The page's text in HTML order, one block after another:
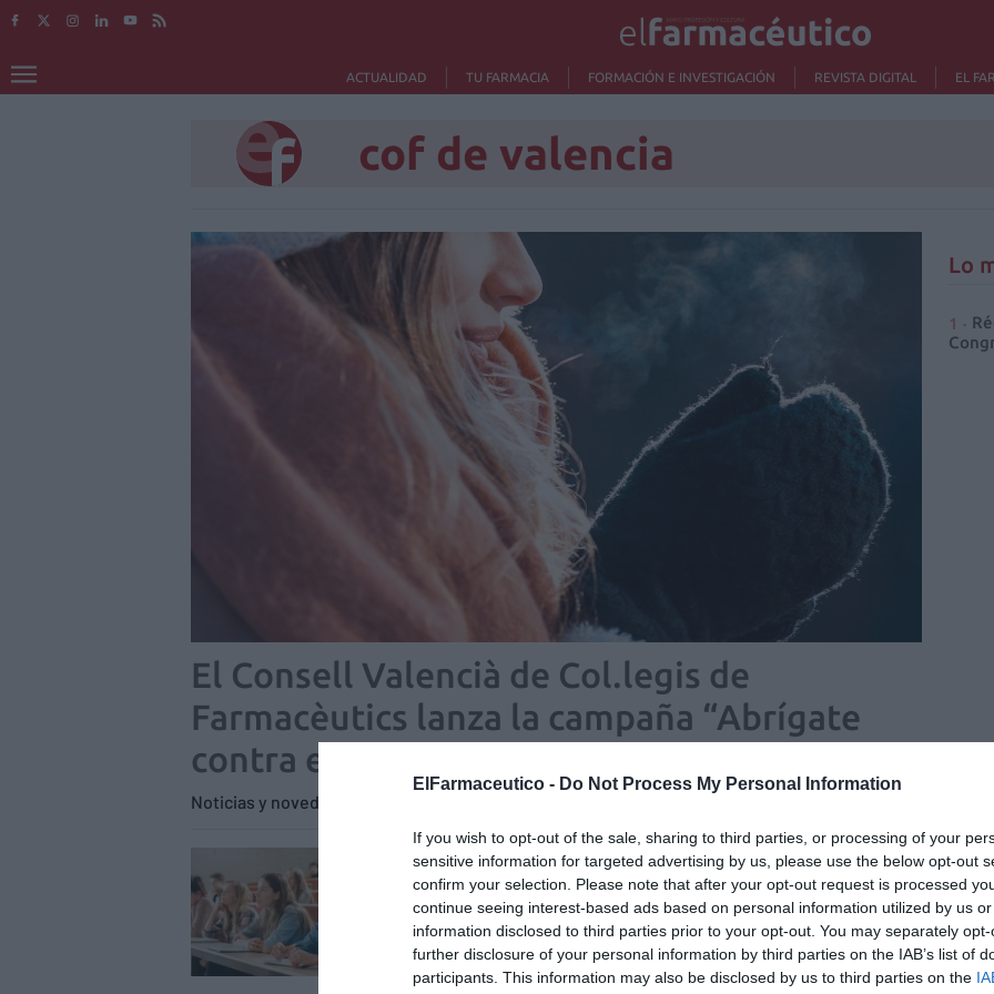
ElFarmaceutico - Do Not Process My Personal Information
If you wish to opt-out of the sale, sharing to third parties, or processing of your
sensitive information for targeted advertising by us, please use the below opt-out
confirm your selection. Please note that after your opt-out request is processed
continue seeing interest-based ads based on personal information utilized by us
information disclosed to third parties prior to your opt-out. You may separately
further disclosure of your personal information by third parties on the IAB’s list of
participants. This information may also be disclosed by us to third parties on the
ACTUALIDAD TU FARMACIA FORMACIÓN E INVESTIGACIÓN REVISTA DIGITAL EL
cof de valencia
El Consell Valencià de Col.legis de
Farmacèutics lanza la campaña “Abrígate
contra el frío”
Noticias y novedades
Los estudiantes serán protagonistas en
el 23 Congreso Nacional Farmacéutico
Noticias y novedades Redacción
24/07/2023
Se celebrará en Valencia del 7 al 9 de febrero de 2024
Lo